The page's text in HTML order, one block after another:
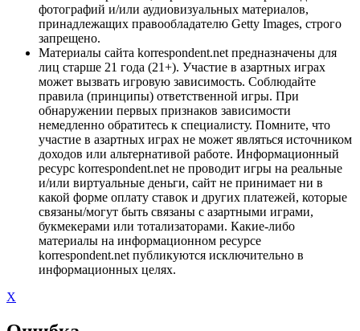
фотографий и/или аудиовизуальных материалов,
принадлежащих правообладателю Getty Images, строго
запрещено.
Материалы сайта korrespondent.net предназначены для
лиц старше 21 года (21+). Участие в азартных играх
может вызвать игровую зависимость. Соблюдайте
правила (принципы) ответственной игры. При
обнаружении первых признаков зависимости
немедленно обратитесь к специалисту. Помните, что
участие в азартных играх не может являться источником
доходов или альтернативой работе. Информационный
ресурс korrespondent.net не проводит игры на реальные
и/или виртуальные деньги, сайт не принимает ни в
какой форме оплату ставок и других платежей, которые
связаны/могут быть связаны с азартными играми,
букмекерами или тотализаторами. Какие-либо
материалы на информационном ресурсе
korrespondent.net публикуются исключительно в
информационных целях.
X